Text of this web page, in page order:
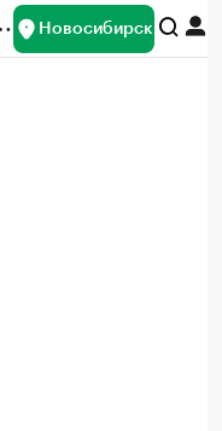
Новосибирск